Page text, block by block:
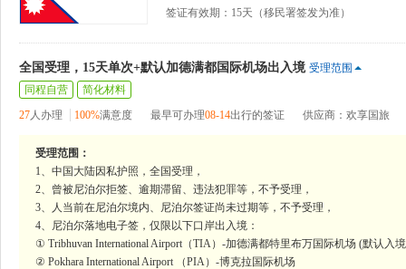
签证有效期：15天（移民署签发为准）
全国受理，15天单次+默认加德满都国际机场出入境 受理范围
同程自营
简化材料
27人办理 100%满意度 最早可办理08-14出行的签证 供应商：欢享国旅
受理范围：
1、中国大陆因私护照，全国受理，
2、曾被尼泊尔拒签、逾期滞留、违法犯罪等，不予受理，
3、人当前在尼泊尔境内、尼泊尔签证尚未过期等，不予受理，
4、尼泊尔落地电子签，仅限以下口岸出入境：
① Tribhuvan International Airport（TIA）-加德满都特里布万国际机场 (默认入
② Pokhara International Airport （PIA）-博克拉国际机场